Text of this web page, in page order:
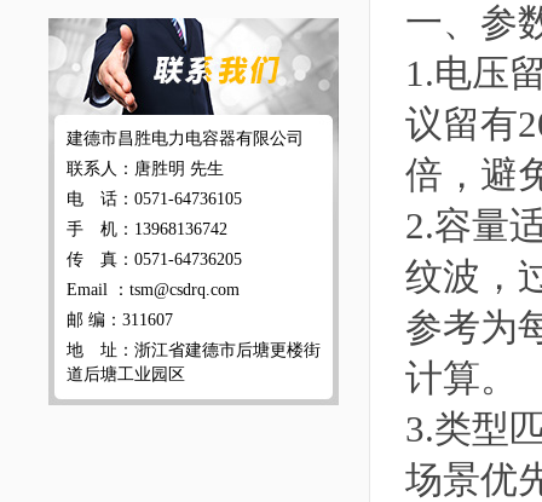
建德市昌胜电力电容器有限公司
联系人：唐胜明 先生
电 话：0571-64736105
手 机：13968136742
传 真：0571-64736205
Email ：tsm@csdrq.com
邮 编：311607
地 址：浙江省建德市后塘更楼街
道后塘工业园区
一、参
1.电压
议留有
倍，避
2.容量
纹波，
参考为
计算。
3.类型
场景优